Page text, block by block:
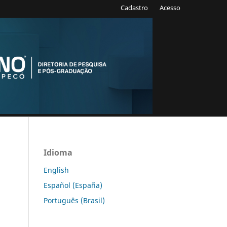
Cadastro Acesso
Idioma
English
Español (España)
Português (Brasil)